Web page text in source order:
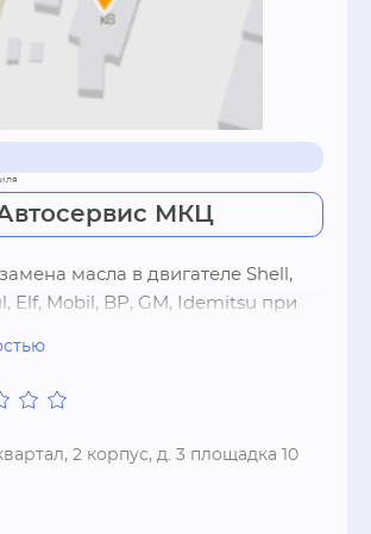
МКЦ
масла в двигателе Shell,
Elf, Mobil, BP, GM, Idemitsu при
ремонт тормозной системы.
дисков, колодок,
2 корпус, д. 3 площадка 10